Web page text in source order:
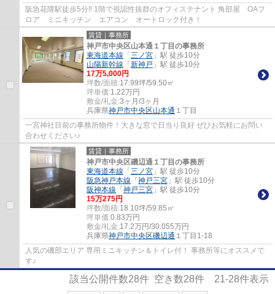
阪急花隈駅徒歩5分‼ 1階で視認性抜群のオフィステナント 角部屋 OAフ
ロア ミニキッチン エアコン オートロック付き！
賃貸｜事務所
神戸市中央区山本通１丁目の事務所
東海道本線 「 三ノ宮 」駅 徒歩10分
山陽新幹線 「 新神戸 」駅 徒歩10分
17万5,000円
坪数/面積:17.99坪/59.50㎡
坪単価:1.22万円
敷金/礼金:3ヶ月/3ヶ月
兵庫県神戸市中央区山本通 １丁目
一宮神社目前の事務所物件！大きな窓で日当り良好 ぜひお気軽にお問い
合わせください♪
賃貸｜事務所
神戸市中央区磯辺通１丁目の事務所
東海道本線 「 三ノ宮 」駅 徒歩10分
阪急神戸本線 「 神戸三宮 」駅 徒歩10分
阪神本線 「 神戸三宮 」駅 徒歩10分
15万275円
坪数/面積:18.10坪/59.85㎡
坪単価:0.83万円
敷金/礼金:17.2万円/30.055万円
兵庫県神戸市中央区磯辺通 １丁目1-18
人気の磯部エリア 専用ミニキッチン＆トイレ付！ 事務所等にオススメで
す♪
該当公開件数28件 空き数28件 21-28件表示